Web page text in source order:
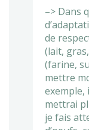
–> Dans
de
(lait,
(farine,
mettre
exemple,
mettrai
je fais